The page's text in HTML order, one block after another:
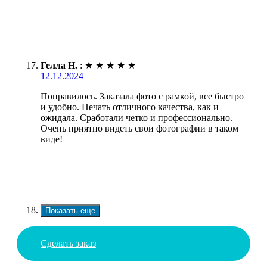
Гелла Н. : ★ ★ ★ ★ ★
12.12.2024
Понравилось. Заказала фото с рамкой, все быстро
и удобно. Печать отличного качества, как и
ожидала. Сработали четко и профессионально.
Очень приятно видеть свои фотографии в таком
виде!
Показать еще
Сделать заказ